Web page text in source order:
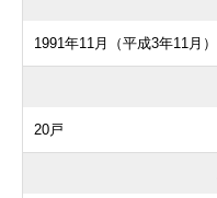
1991年11月（平成3年11月）
20戸